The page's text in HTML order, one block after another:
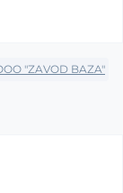
"ZAVOD BAZA"